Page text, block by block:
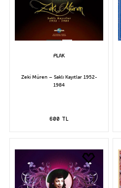
Zeki Müren – Saklı Kayıtlar 1952-
1984
600 TL